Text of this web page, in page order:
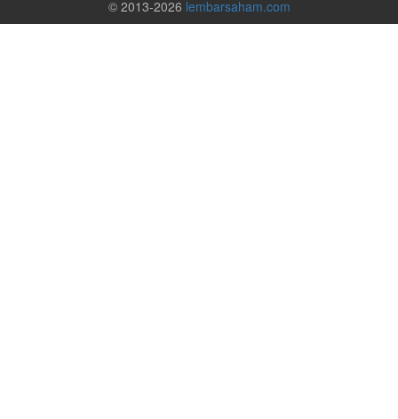
© 2013-2026 lembarsaham.com